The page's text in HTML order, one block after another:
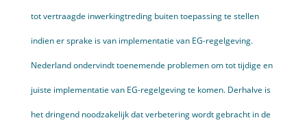
tot vertraagde inwerkingtreding buiten toepassing te stellen
indien er sprake is van implementatie van EG-regelgeving.
Nederland ondervindt toenemende problemen om tot tijdige en
juiste implementatie van EG-regelgeving te komen. Derhalve is
het dringend noodzakelijk dat verbetering wordt gebracht in de